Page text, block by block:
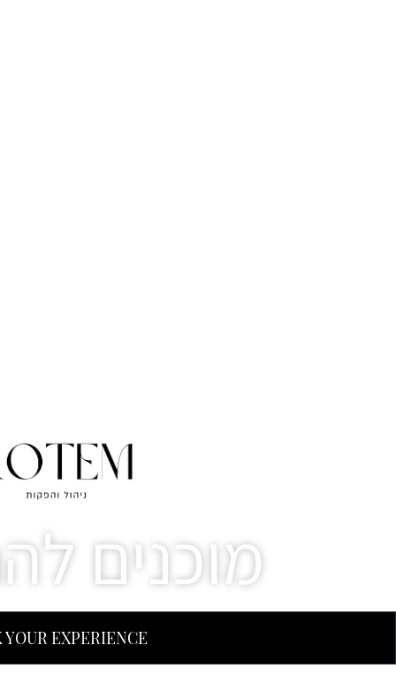
מוכנים
YOUR EXPERIENCE